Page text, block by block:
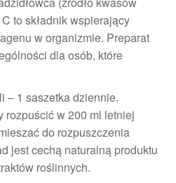
to składnik wspierający
w organizmie. Preparat
dla osób, które
– 1 saszetka dziennie.
rozpuścić w 200 ml letniej
do rozpuszczenia
jest cechą naturalną produktu
roślinnych.